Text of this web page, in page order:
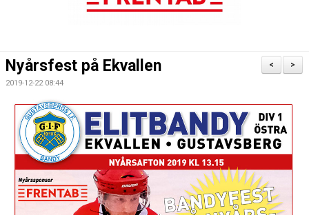
PROFILKLÄDER
ISTIDER
BILDGALLERI
KONTAKT
MEDLEM
>
<
Nyårsfest på Ekvallen
2019-12-22 08:44